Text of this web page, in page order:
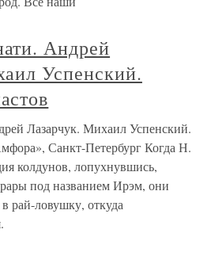
Андрей
Успенский.
Лазарчук. Михаил Успенский.
Санкт-Петербург Когда Н.
колдунов, лопухнувшись,
под названием Ирэм, они
рай-ловушку, откуда